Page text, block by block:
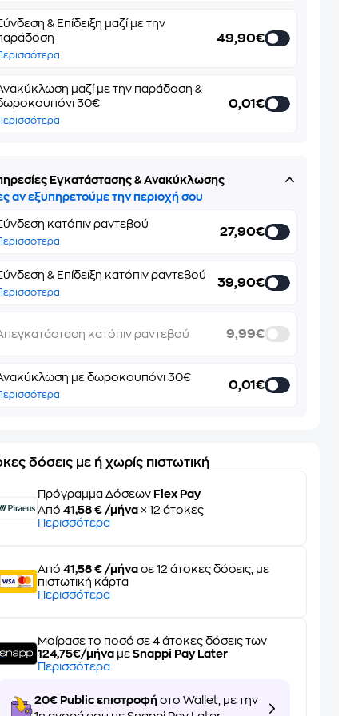
& Επίδειξη μαζί με την
49,90€
μαζί με την παράδοση &
30€
0,01€
Εγκατάστασης & Ανακύκλωσης
αν εξυπηρετούμε την περιοχή σου
κατόπιν ραντεβού
27,90€
& Επίδειξη κατόπιν ραντεβού
39,90€
κατόπιν ραντεβού 9,99€
με δωροκουπόνι 30€
0,01€
δόσεις με ή χωρίς πιστωτική
Πρόγραμμα Δόσεων Flex Pay
Από41,58 € /μήνα × 12 άτοκες
Περισσότερα
Από41,58 € /μήνα σε 12 άτοκες δόσεις, με
πιστωτική κάρτα
Περισσότερα
Μοίρασε το ποσό σε 4 άτοκες δόσεις των
124,75€/μήνα μεSnappi Pay Later
Περισσότερα
20€ Public επιστροφή στο Wallet, με την